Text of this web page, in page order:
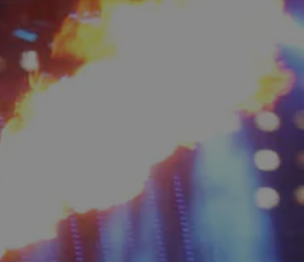
Entrevista a RuneBlood: Tatuador y
recreador histórico del período vikingo